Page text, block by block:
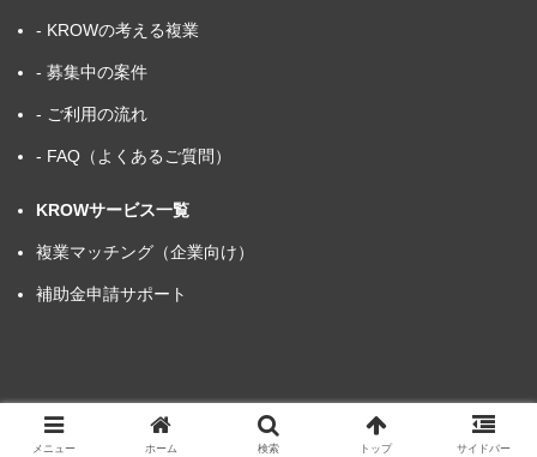
- KROWの考える複業
- 募集中の案件
- ご利用の流れ
- FAQ（よくあるご質問）
KROWサービス一覧
複業マッチング（企業向け）
補助金申請サポート
Copyright KROW株式会社
メニュー ホーム 検索 トップ サイドバー